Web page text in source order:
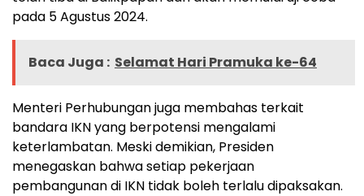
pada 5 Agustus 2024.
Baca Juga : Selamat Hari Pramuka ke-64
Menteri Perhubungan juga membahas terkait
bandara IKN yang berpotensi mengalami
keterlambatan. Meski demikian, Presiden
menegaskan bahwa setiap pekerjaan
pembangunan di IKN tidak boleh terlalu dipaksakan.